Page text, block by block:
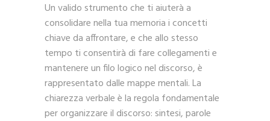
Un valido strumento che ti aiuterà a
consolidare nella tua memoria i concetti
chiave da affrontare, e che allo stesso
tempo ti consentirà di fare collegamenti e
mantenere un filo logico nel discorso, è
rappresentato dalle mappe mentali. La
chiarezza verbale è la regola fondamentale
per organizzare il discorso: sintesi, parole